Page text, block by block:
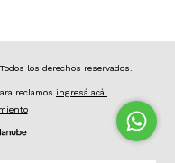
los derechos reservados.
reclamos ingresá acá.